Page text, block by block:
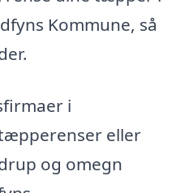
Kommune, så
i
eller
og omegn